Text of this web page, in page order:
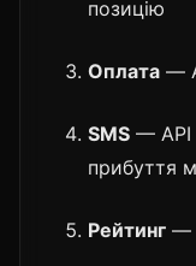
позицію
Оплата —
SMS — API
прибуття
Рейтинг —